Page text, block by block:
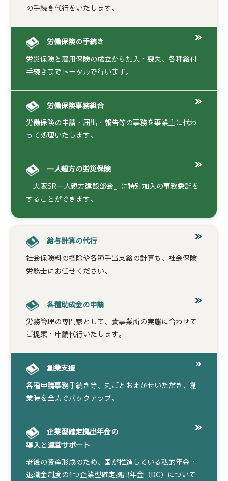
の手続き代行をいたします。
労働保険の手続き
労災保険と雇用保険の成立から加入・喪失、各種給付
手続きまでトータルで行います。
労働保険事務組合
労働保険の申請・届出・報告等の事務を事業主に代わ
って処理いたします。
一人親方の労災保険
「大阪SR一人親方建設部会」に特別加入の事務委託を
することができます。
給与計算の代行
社会保険料の控除や各種手当支給の計算も、社会保険
労務士にお任せください。
各種助成金の申請
労務管理の専門家として、貴事業所の実態に合わせて
ご提案・申請代行いたします。
創業支援
各種申請事務手続き等、丸ごとおまかせいただき、創
業時を全力でバックアップ。
企業型確定拠出年金の
導入と運営サポート
老後の資産形成のため、国が推進している私的年金・
退職金制度の1つ企業型確定拠出年金（DC）について